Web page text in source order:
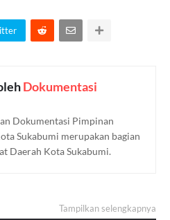
Dokumentasi
Dokumentasi Pimpinan
Sukabumi merupakan bagian
Daerah Kota Sukabumi.
Tampilkan selengkapnya